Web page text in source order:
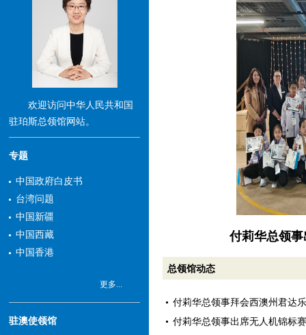
欢迎访问中华人民共和国
驻珀斯总领馆网站。
专题
中国政府白皮书
台湾问题
中国新疆
中国西藏
中国香港
更多...
驻澳使领馆
总领馆动态
付莉华总领事拜会西澳州君达
付莉华总领事出席无人机锦标